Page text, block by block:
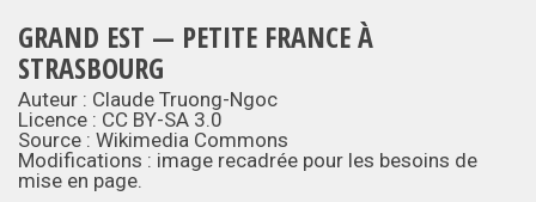
GRAND EST — PETITE FRANCE À
STRASBOURG
Auteur : Claude Truong-Ngoc
Licence : CC BY-SA 3.0
Source : Wikimedia Commons
Modifications : image recadrée pour les besoins de
mise en page.